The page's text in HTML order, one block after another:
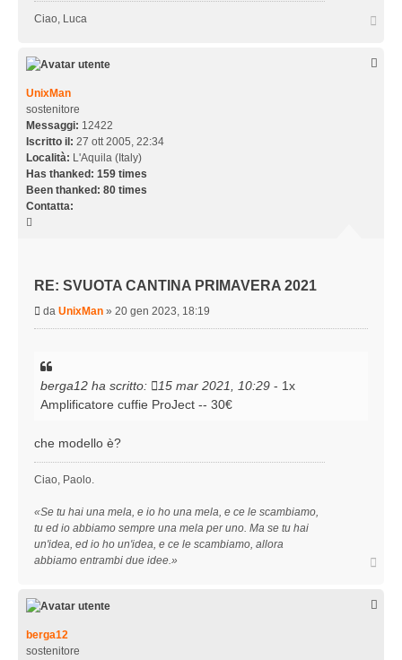
g
Ciao, Luca
UnixMan
sostenitore
Messaggi: 12422
Iscritto il: 27 ott 2005, 22:34
Località: L'Aquila (Italy)
Has thanked: 159 times
Been thanked: 80 times
Contatta:
a
n
RE: SVUOTA CANTINA PRIMAVERA 2021
M
e
s
a
g
g
o
da UnixMan » 20 gen 2023, 18:19
berga12 ha scritto: 15 mar 2021, 10:29 - 1x
Amplificatore cuffie ProJect -- 30€
che modello è?
Ciao, Paolo.
«Se tu hai una mela, e io ho una mela, e ce le scambiamo,
tu ed io abbiamo sempre una mela per uno. Ma se tu hai
un'idea, ed io ho un'idea, e ce le scambiamo, allora
abbiamo entrambi due idee.»
berga12
sostenitore